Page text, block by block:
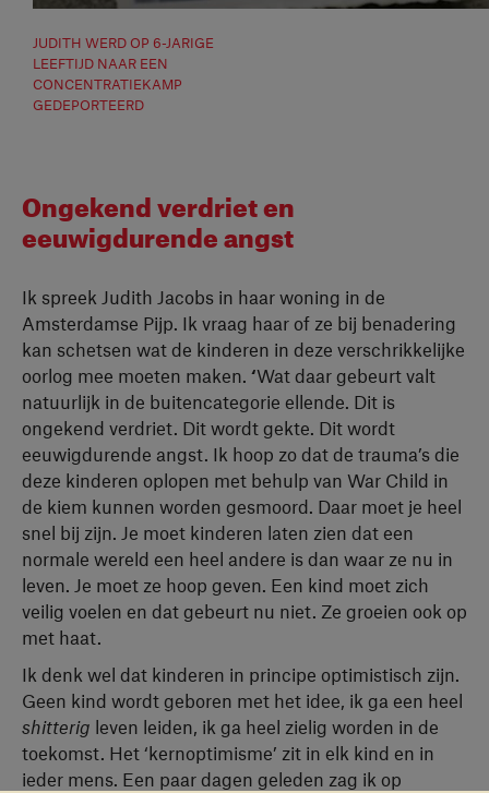
JUDITH WERD OP 6-JARIGE
LEEFTIJD NAAR EEN
CONCENTRATIEKAMP
GEDEPORTEERD
Ongekend verdriet en
eeuwigdurende angst
Ik spreek Judith Jacobs in haar woning in de
Amsterdamse Pijp. Ik vraag haar of ze bij benadering
kan schetsen wat de kinderen in deze verschrikkelijke
oorlog mee moeten maken. ‘Wat daar gebeurt valt
natuurlijk in de buitencategorie ellende. Dit is
ongekend verdriet. Dit wordt gekte. Dit wordt
eeuwigdurende angst. Ik hoop zo dat de trauma’s die
deze kinderen oplopen met behulp van War Child in
de kiem kunnen worden gesmoord. Daar moet je heel
snel bij zijn. Je moet kinderen laten zien dat een
normale wereld een heel andere is dan waar ze nu in
leven. Je moet ze hoop geven. Een kind moet zich
veilig voelen en dat gebeurt nu niet. Ze groeien ook op
met haat.
Ik denk wel dat kinderen in principe optimistisch zijn.
Geen kind wordt geboren met het idee, ik ga een heel
shitterig leven leiden, ik ga heel zielig worden in de
toekomst. Het ‘kernoptimisme’ zit in elk kind en in
ieder mens. Een paar dagen geleden zag ik op